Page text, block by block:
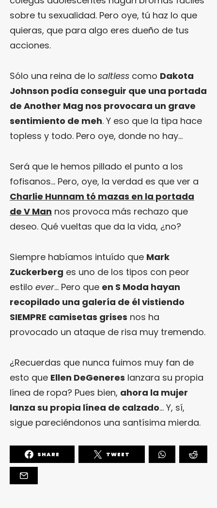
sobre tu sexualidad. Pero oye, tú haz lo que
quieras, que para algo eres dueño de tus
acciones.
Sólo una reina de lo saltless como Dakota
Johnson podía conseguir que una portada
de Another Mag nos provocara un grave
sentimiento de meh. Y eso que la tipa hace
topless y todo. Pero oye, donde no hay…
Será que le hemos pillado el punto a los
fofisanos… Pero, oye, la verdad es que ver a
Charlie Hunnam tó mazas en la portada
de V Man nos provoca más rechazo que
deseo. Qué vueltas que da la vida, ¿no?
Siempre habíamos intuído que Mark
Zuckerberg es uno de los tipos con peor
estilo ever… Pero que en S Moda hayan
recopilado una galería de él vistiendo
SIEMPRE camisetas grises nos ha
provocado un ataque de risa muy tremendo.
¿Recuerdas que nunca fuimos muy fan de
esto que Ellen DeGeneres lanzara su propia
línea de ropa? Pues bien, ahora la mujer
lanza su propia línea de calzado… Y, sí,
sigue pareciéndonos una santísima mierda.
SHARE TWEET